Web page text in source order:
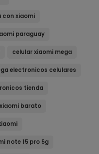
con xiaomi
paraguay
celular xiaomi mega
electronicos celulares
tienda
barato
note 15 pro 5g